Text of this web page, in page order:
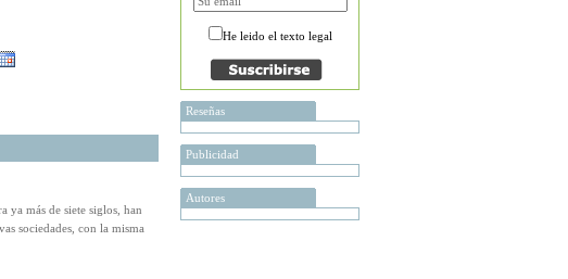
ya más de siete siglos, han
sociedades, con la misma
He leido el texto legal
Reseñas
Publicidad
Autores